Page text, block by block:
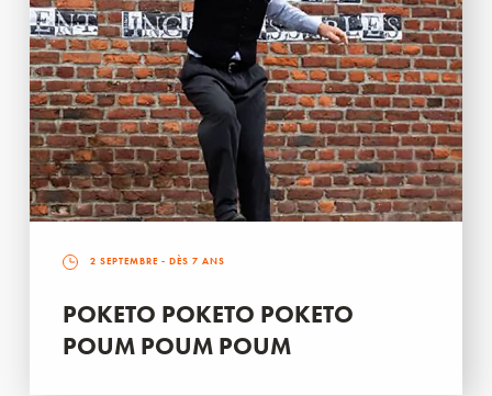
2 SEPTEMBRE - DÈS 7 ANS
POKETO POKETO POKETO
POUM POUM POUM